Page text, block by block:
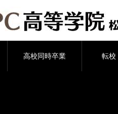
高校同時卒業 転校